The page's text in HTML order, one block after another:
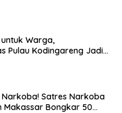
Warga,
Pulau Kodingareng Jadi
Narkoba! Satres Narkoba
Makassar Bongkar 50